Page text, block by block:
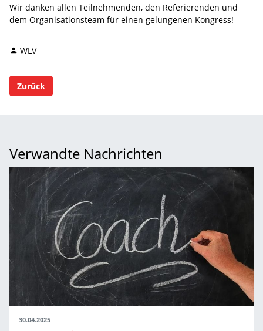
Wir danken allen Teilnehmenden, den Referierenden und
dem Organisationsteam für einen gelungenen Kongress!
WLV
Zurück
Verwandte Nachrichten
30.04.2025